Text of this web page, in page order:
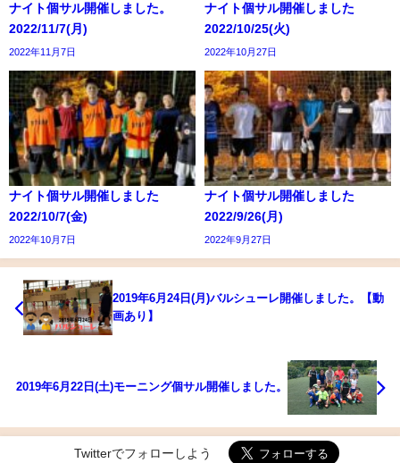
ナイト個サル開催しました。
2022/11/7(月)
2022年11月7日
ナイト個サル開催しました
2022/10/25(火)
2022年10月27日
ナイト個サル開催しました
2022/10/7(金)
2022年10月7日
ナイト個サル開催しました
2022/9/26(月)
2022年9月27日
2019年6月24日(月)バルシューレ開催しました。【動
画あり】
2019年6月22日(土)モーニング個サル開催しました。
Twitterでフォローしよう